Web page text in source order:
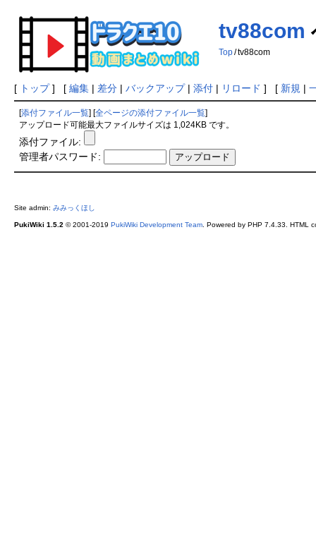
tv88com
Top /tv88com
[ トップ] [ 編集| 差分| バックアップ| 添付| リロード ] [ 新規 |
添付ファイル一覧 全ページの添付ファイル一覧
アップロード可能最大ファイルサイズは 1,024KB です。
添付ファイル:
管理者パスワード:
Site admin: みみっくほし
PukiWiki 1.5.2 © 2001-2019 PukiWiki Development Team. Powered by PHP 7.4.33. HTML